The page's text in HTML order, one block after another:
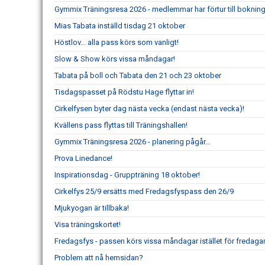
Gymmix Träningsresa 2026 - medlemmar har förtur till
Mias Tabata inställd tisdag 21 oktober
Höstlov... alla pass körs som vanligt!
Slow & Show körs vissa måndagar!
Tabata på boll och Tabata den 21 och 23 oktober
Tisdagspasset på Rödstu Hage flyttar in!
Cirkelfysen byter dag nästa vecka (endast nästa vecka)!
Kvällens pass flyttas till Träningshallen!
Gymmix Träningsresa 2026 - planering pågår...
Prova Linedance!
Inspirationsdag - Gruppträning 18 oktober!
Cirkelfys 25/9 ersätts med Fredagsfyspass den 26/9
Mjukyogan är tillbaka!
Visa träningskortet!
Fredagsfys - passen körs vissa måndagar istället för
Problem att nå hemsidan?